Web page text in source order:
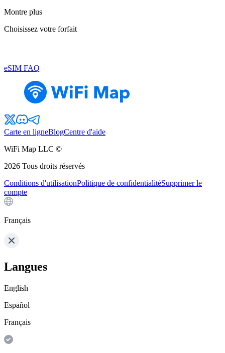
Montre plus
Choisissez votre forfait
eSIM FAQ
Carte en ligneBlogCentre d'aide
WiFi Map LLC ©
2026 Tous droits réservés
Conditions d'utilisationPolitique de confidentialitéSupprimer le
compte
Français
Langues
English
Español
Français